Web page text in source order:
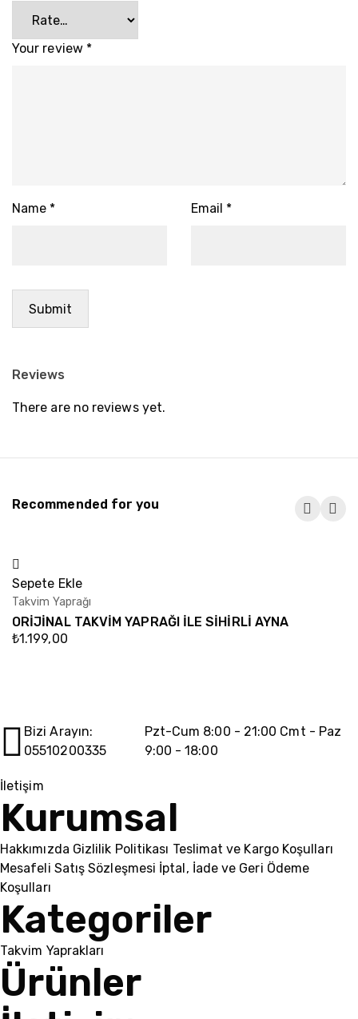
Your review *
Name * Email *
Reviews
There are no reviews yet.
Recommended for you
Sepete Ekle
Takvim Yaprağı
ORİJİNAL TAKVİM YAPRAĞI İLE SİHİRLİ AYNA
₺1.199,00
Bizi Arayın:
05510200335
Pzt-Cum 8:00 - 21:00 Cmt - Paz
9:00 - 18:00
İletişim
Kurumsal
Hakkımızda Gizlilik Politikası Teslimat ve Kargo Koşulları
Mesafeli Satış Sözleşmesi İptal, İade ve Geri Ödeme
Koşulları
Kategoriler
Takvim Yaprakları
Ürünler